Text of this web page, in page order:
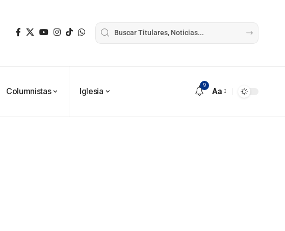
Columnistas Iglesia
9
Aa